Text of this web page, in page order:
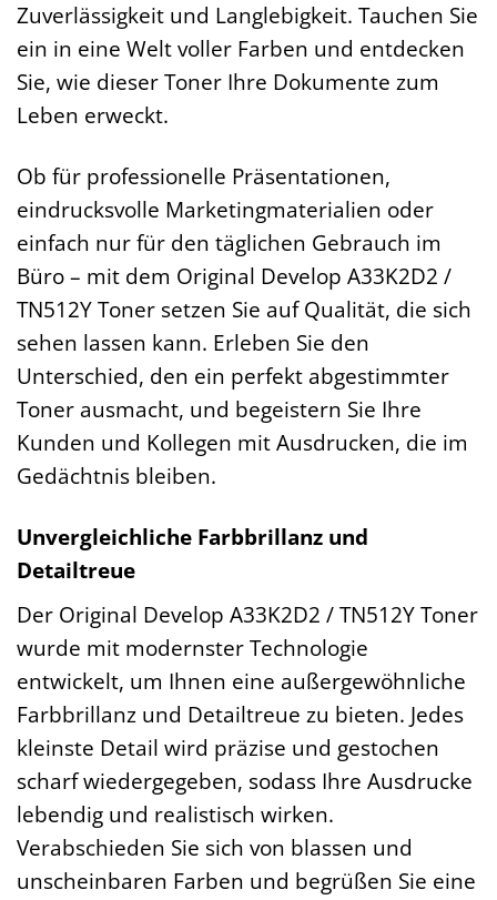
Zuverlässigkeit und Langlebigkeit. Tauchen Sie
ein in eine Welt voller Farben und entdecken
Sie, wie dieser Toner Ihre Dokumente zum
Leben erweckt.
Ob für professionelle Präsentationen,
eindrucksvolle Marketingmaterialien oder
einfach nur für den täglichen Gebrauch im
Büro – mit dem Original Develop A33K2D2 /
TN512Y Toner setzen Sie auf Qualität, die sich
sehen lassen kann. Erleben Sie den
Unterschied, den ein perfekt abgestimmter
Toner ausmacht, und begeistern Sie Ihre
Kunden und Kollegen mit Ausdrucken, die im
Gedächtnis bleiben.
Unvergleichliche Farbbrillanz und
Detailtreue
Der Original Develop A33K2D2 / TN512Y Toner
wurde mit modernster Technologie
entwickelt, um Ihnen eine außergewöhnliche
Farbbrillanz und Detailtreue zu bieten. Jedes
kleinste Detail wird präzise und gestochen
scharf wiedergegeben, sodass Ihre Ausdrucke
lebendig und realistisch wirken.
Verabschieden Sie sich von blassen und
unscheinbaren Farben und begrüßen Sie eine